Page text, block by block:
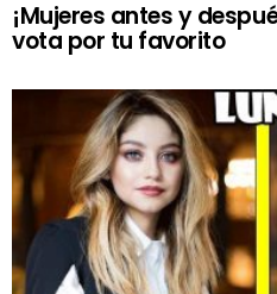
¡Mujeres antes y
vota por tu favorito